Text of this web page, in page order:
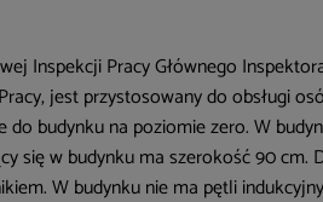
Inspekcji Pracy Głównego
jest przystosowany do obsługi
budynku na poziomie zero. W
się w budynku ma szerokość 90
W budynku nie ma pętli